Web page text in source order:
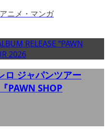
ニメ・マンガ
ロ ジャパンツアー
PAWN SHOP